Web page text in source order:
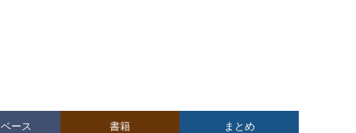
ース 書籍 まとめ